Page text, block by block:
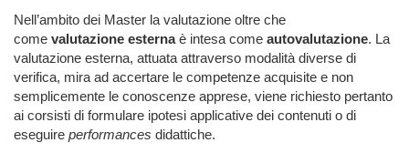
Nell’ambito dei Master la valutazione oltre che
come valutazione esterna è intesa come autovalutazione. La
valutazione esterna, attuata attraverso modalità diverse di
verifica, mira ad accertare le competenze acquisite e non
semplicemente le conoscenze apprese, viene richiesto pertanto
ai corsisti di formulare ipotesi applicative dei contenuti o di
eseguire performances didattiche.